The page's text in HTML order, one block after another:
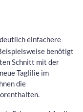
einfachere
benötigt
Schnitt mit der
Taglilie im
die